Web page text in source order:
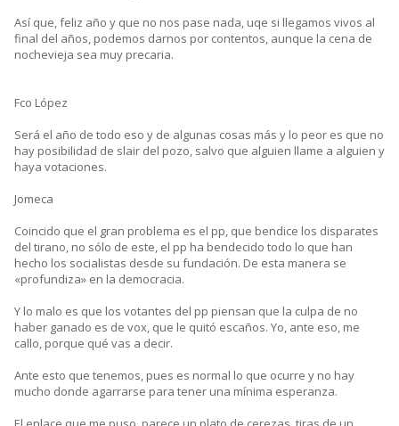
Así que, feliz año y que no nos pase nada, uqe si llegamos vivos al
final del años, podemos darnos por contentos, aunque la cena de
nochevieja sea muy precaria.
Fco López
Será el año de todo eso y de algunas cosas más y lo peor es que no
hay posibilidad de slair del pozo, salvo que alguien llame a alguien y
haya votaciones.
Jomeca
Coincido que el gran problema es el pp, que bendice los disparates
del tirano, no sólo de este, el pp ha bendecido todo lo que han
hecho los socialistas desde su fundación. De esta manera se
«profundiza» en la democracia.
Y lo malo es que los votantes del pp piensan que la culpa de no
haber ganado es de vox, que le quitó escaños. Yo, ante eso, me
callo, porque qué vas a decir.
Ante esto que tenemos, pues es normal lo que ocurre y no hay
mucho donde agarrarse para tener una mínima esperanza.